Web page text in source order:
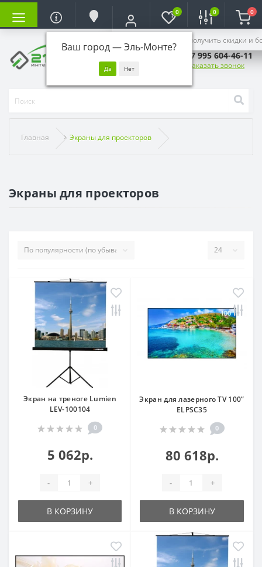
Ваш город —Эль-Монте?
Войдите, чтобы получить скидки и
0 0 0
+7 995 604-46-11
Заказать звонок
Главная Экраны для проекторов
Экраны для проекторов
Экран на треноге Lumien
LEV-100104
0
5 062р.
- +
В КОРЗИНУ
Экран для лазерного TV 100”
ELPSC35
0
80 618р.
- +
В КОРЗИНУ